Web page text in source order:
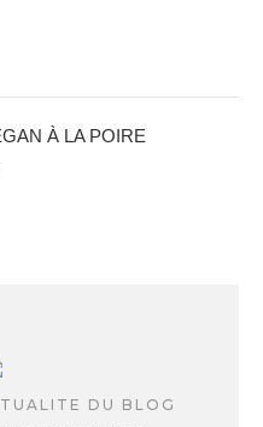
À LA POIRE
DU BLOG